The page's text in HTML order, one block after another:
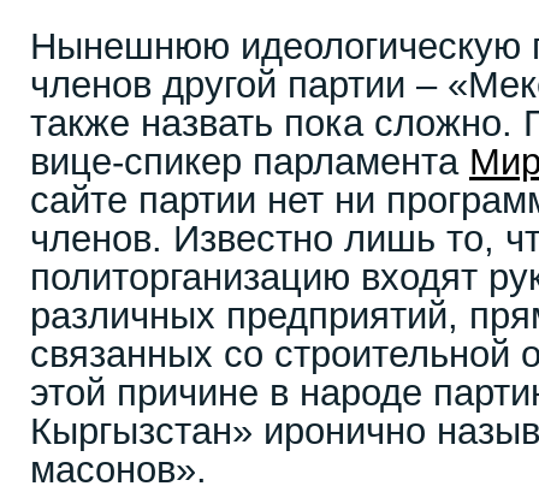
Нынешнюю идеологическую
членов другой партии –
также назвать пока сложно.
вице-спикер парламента
сайте партии нет ни
членов. Известно лишь то,
политорганизацию входят
различных предприятий,
связанных со
этой причине в народе
Кыргызстан» иронично
масонов».